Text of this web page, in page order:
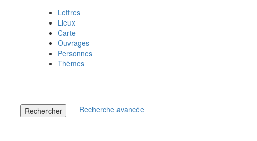
Lettres
Lieux
Carte
Ouvrages
Personnes
Thèmes
Rechercher Recherche avancée